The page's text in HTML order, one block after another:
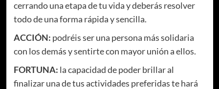
cerrando una etapa de tu vida y deberás resolver
todo de una forma rápida y sencilla.
ACCIÓN: podréis ser una persona más solidaria
con los demás y sentirte con mayor unión a ellos.
FORTUNA: la capacidad de poder brillar al
finalizar una de tus actividades preferidas te hará